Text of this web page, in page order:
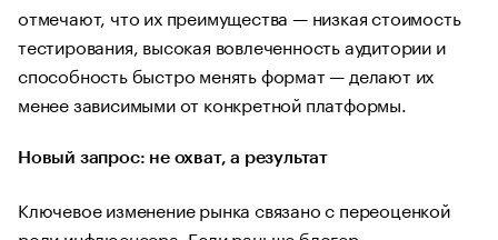
отмечают, что их преимущества — низкая стоимость
тестирования, высокая вовлеченность аудитории и
способность быстро менять формат — делают их
менее зависимыми от конкретной платформы.
Новый запрос: не охват, а результат
Ключевое изменение рынка связано с переоценкой